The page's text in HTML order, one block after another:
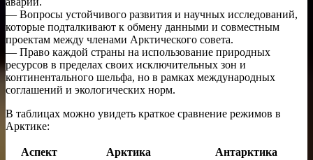
— Вопросы устойчивого развития и научных исследований,
которые подталкивают к обмену данными и совместным
проектам между членами Арктического совета.
— Право каждой страны на использование природных
ресурсов в пределах своих исключительных зон и
континентального шельфа, но в рамках международных
соглашений и экологических норм.
В таблицах можно увидеть краткое сравнение режимов в
Арктике:
Аспект Арктика Антарктика